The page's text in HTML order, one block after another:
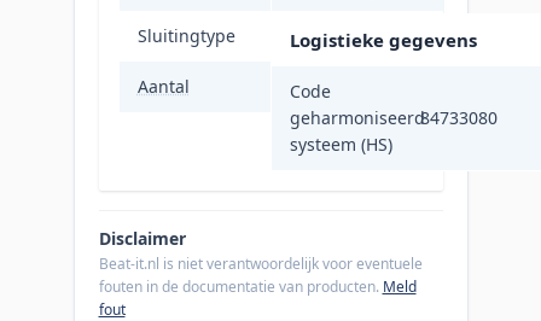
Sluitingtype Rits
Aantal 1
Logistieke gegevens
Code
geharmoniseerd
systeem (HS)
84733080
Disclaimer
Beat-it.nl is niet verantwoordelijk voor eventuele
fouten in de documentatie van producten. Meld
fout